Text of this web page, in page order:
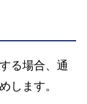
る場合、通
します。